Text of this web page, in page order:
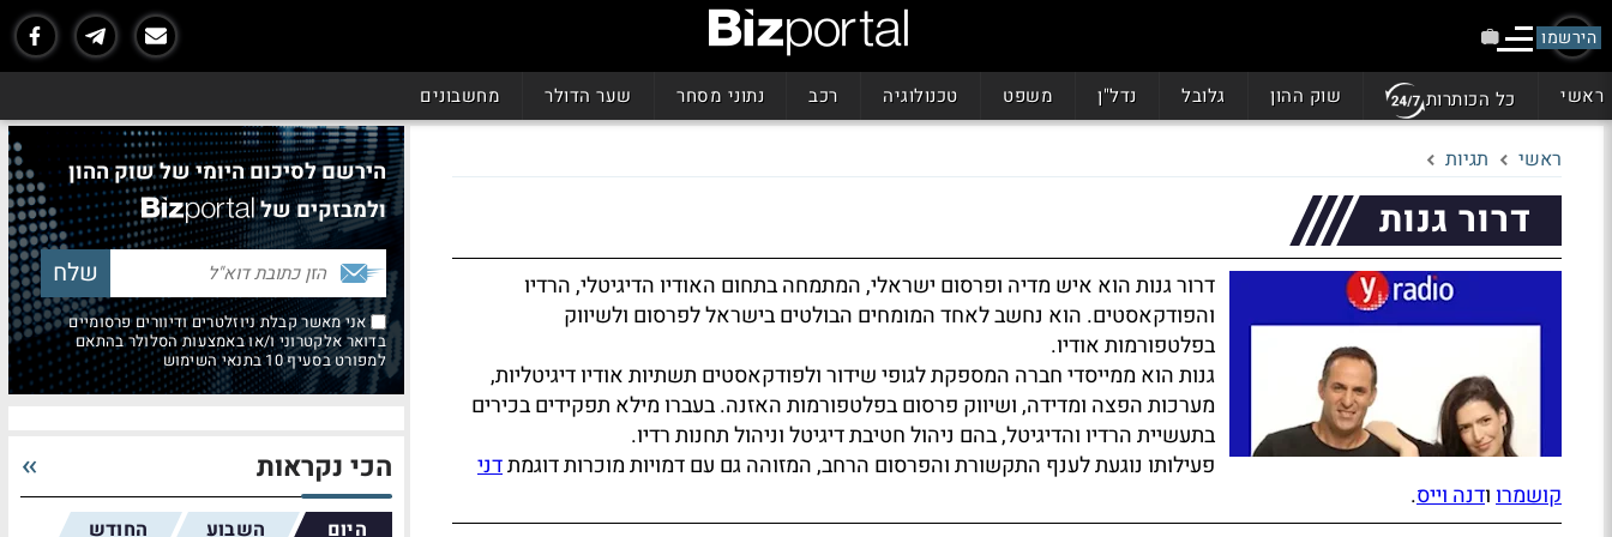
הירשמו
ראשי כל הכותרות שוק ההון גלובל נדל"ן משפט טכנולוגיה רכב נתוני מסחר שער הדולר מחשבונים
ראשי תגיות
דרור גנות
דרור גנות הוא איש מדיה ופרסום ישראלי, המתמחה בתחום האודיו הדיגיטלי, הרדיו
והפודקאסטים. הוא נחשב לאחד המומחים הבולטים בישראל לפרסום ולשיווק
בפלטפורמות אודיו.
גנות הוא ממייסדי חברה המספקת לגופי שידור ולפודקאסטים תשתיות אודיו דיגיטליות,
מערכות הפצה ומדידה, ושיווק פרסום בפלטפורמות האזנה. בעברו מילא תפקידים בכירים
בתעשיית הרדיו והדיגיטל, בהם ניהול חטיבת דיגיטל וניהול תחנות רדיו.
פעילותו נוגעת לענף התקשורת והפרסום הרחב, המזוהה גם עם דמויות מוכרות דוגמתדני
קושמרוודנה וייס.
הירשם לסיכום היומי של שוק ההון
ולמבזקים של
אני מאשר קבלת ניוזלטרים ודיוורים פרסומיים
בדואר אלקטרוני ו/או באמצעות הסלולר בהתאם
למפורט בסעיף 10 בתנאי השימוש
הכי נקראות
היום השבוע החודש